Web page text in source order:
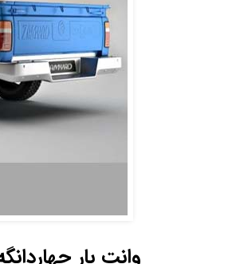
وانت بار